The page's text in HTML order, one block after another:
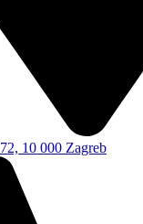
10 000 Zagreb